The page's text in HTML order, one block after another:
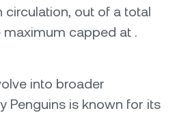
circulation, out of a total
capped at .
into broader
Penguins is known for its